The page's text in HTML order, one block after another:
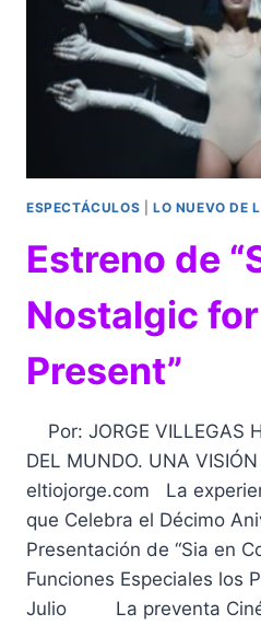
ESPECTÁCULOS LO NUEVO DE
Estreno de
Nostalgic
Present”
Por: JORGE VILLEGAS
DEL MUNDO. UNA VISIÓN
eltiojorge.com La
que Celebra el Décimo
Presentación de “Sia en
Funciones Especiales los
Julio La preventa